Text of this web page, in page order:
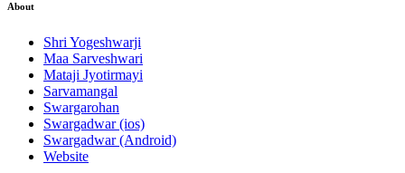
About
Shri Yogeshwarji
Maa Sarveshwari
Mataji Jyotirmayi
Sarvamangal
Swargarohan
Swargadwar (ios)
Swargadwar (Android)
Website